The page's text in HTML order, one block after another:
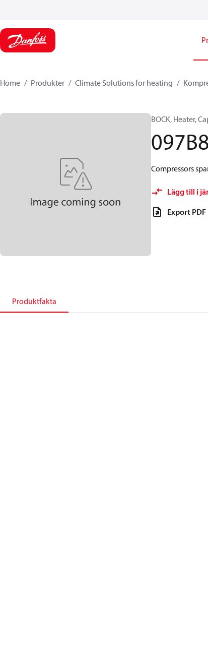
Home Produkter Climate Solutions for heating
BOCK, Heater,
Compressors
Lägg till i
Export PDF
Produktfakta